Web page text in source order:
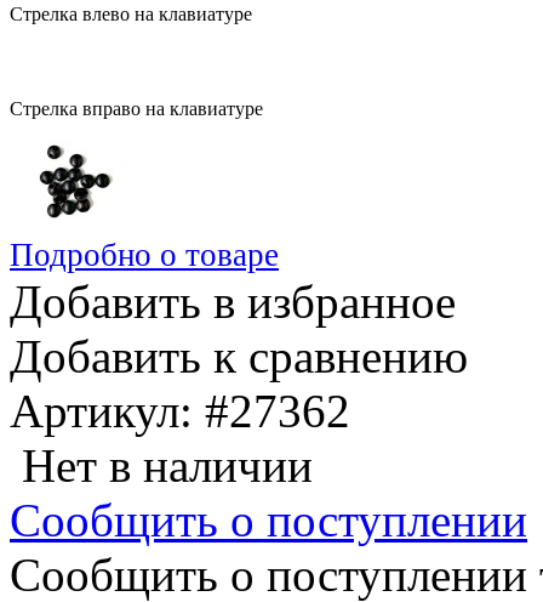
Стрелка влево на клавиатуре
Стрелка вправо на клавиатуре
Подробно о товаре
Добавить в избранное
Добавить к сравнению
Артикул: #27362
Нет в наличии
Сообщить о поступлении
Сообщить о поступлении